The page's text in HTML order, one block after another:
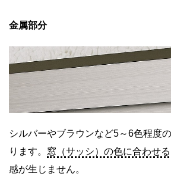
金属部分
シルバーやブラウンなど5～6色程度
ります。 窓（サッシ）の色に合わせる
感が生じません。